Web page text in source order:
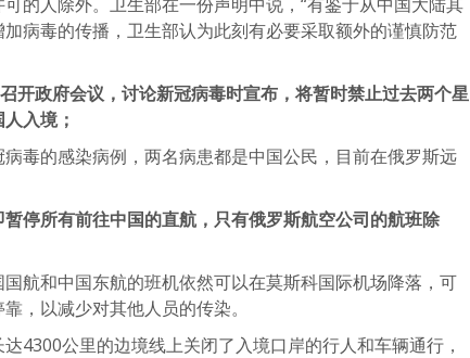
病毒的传播，卫生部认为此刻有必要采取额外的谨慎防范
开政府会议，讨论新冠病毒时宣布，将暂时禁止过去两个星
入境；
毒的感染病例，两名病患都是中国公民，目前在俄罗斯远
停所有前往中国的直航，只有俄罗斯航空公司的航班除
航和中国东航的班机依然可以在莫斯科国际机场降落，可
，以减少对其他人员的传染。
4300公里的边境线上关闭了入境口岸的行人和车辆通行，